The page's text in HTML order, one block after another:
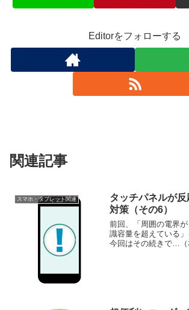
Editorをフォローする
関連記事
スマホ・タブレット関連
タッチパネルが
対策（その6）
前回、「周囲の電界
識容量を超えている」
今回はその続きで…（